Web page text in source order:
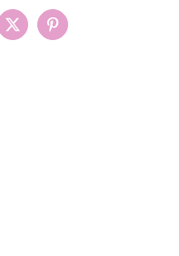
X Pinterest